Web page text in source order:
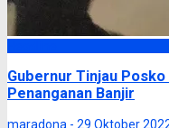
Gubernur Tinjau
Penanganan Banjir
maradona - 29 Oktober